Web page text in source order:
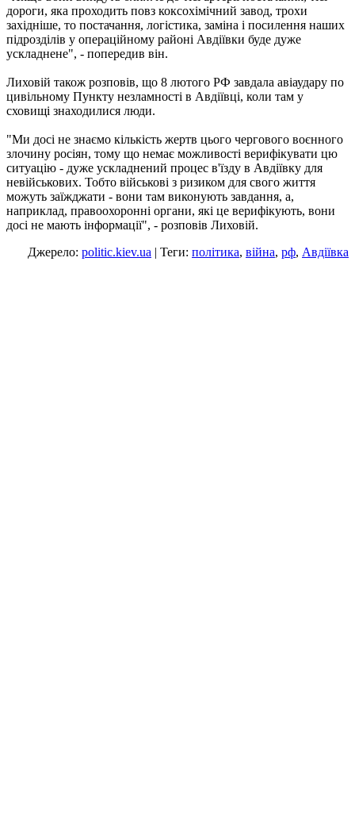
дороги, яка проходить повз коксохімічний завод, трохи
західніше, то постачання, логістика, заміна і посилення наших
підрозділів у операційному районі Авдіївки буде дуже
ускладнене", - попередив він.
Лиховій також розповів, що 8 лютого РФ завдала авіаудару по
цивільному Пункту незламності в Авдіївці, коли там у
сховищі знаходилися люди.
"Ми досі не знаємо кількість жертв цього чергового воєнного
злочину росіян, тому що немає можливості верифікувати цю
ситуацію - дуже ускладнений процес в'їзду в Авдіївку для
невійськових. Тобто військові з ризиком для свого життя
можуть заїжджати - вони там виконують завдання, а,
наприклад, правоохоронні органи, які це верифікують, вони
досі не мають інформації", - розповів Лиховій.
Джерело: politic.kiev.ua | Теги: політика, війна, рф, Авдіївка